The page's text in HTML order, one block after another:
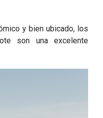
y bien ubicado, los
son una excelente